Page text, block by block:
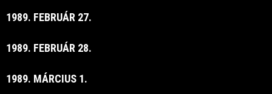
1989. FEBRUÁR 27.
1989. FEBRUÁR 28.
1989. MÁRCIUS 1.